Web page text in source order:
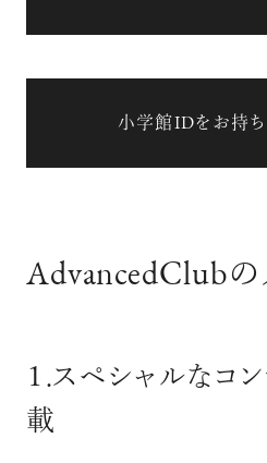
小学館IDをお持ち
AdvancedClub
１.スペシャルなコ
載